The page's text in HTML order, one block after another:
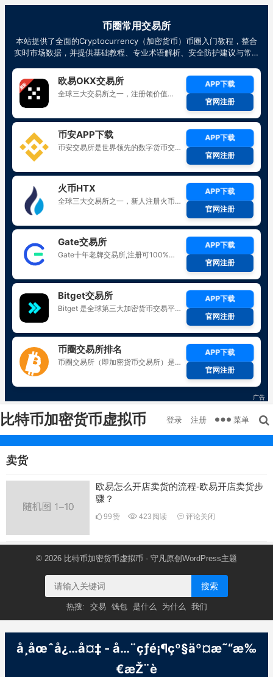
比特币加密货币虚拟币 登录 注册 菜单
卖货
欧易怎么开店卖货的流程-欧易开店卖货步
骤？
99赞 423 阅读 评论关闭
© 2026 比特币加密货币虚拟币 - 守凡原创 WordPress主题
搜索
热搜: 交易 钱包 是什么 为什么 我们